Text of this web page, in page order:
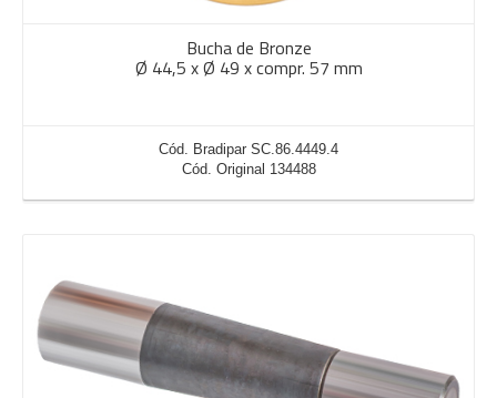
Bucha de Bronze
Ø 44,5 x Ø 49 x compr. 57 mm
Cód. Bradipar SC.86.4449.4
Cód. Original 134488